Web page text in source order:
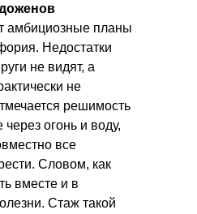
амбициозные планы
Недостатки
не видят, а
не
решимость
через огонь и воду,
все
Словом, как
вместе и в
Стаж такой